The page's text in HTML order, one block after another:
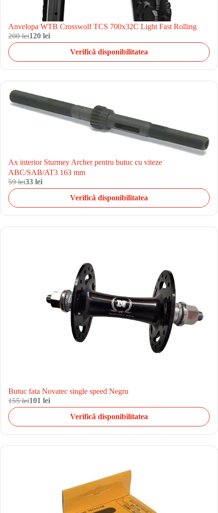
Anvelopa WTB Crosswolf TCS 700x32C Light Fast Rolling
200 lei120 lei
Verifică disponibilitatea
Ax interior Sturmey Archer pentru butuc cu viteze
ABC/SAB/AT3 163 mm
59 lei33 lei
Verifică disponibilitatea
Butuc fata Novatec single speed Negru
155 lei101 lei
Verifică disponibilitatea